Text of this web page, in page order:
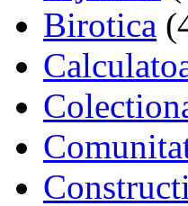
Birotica